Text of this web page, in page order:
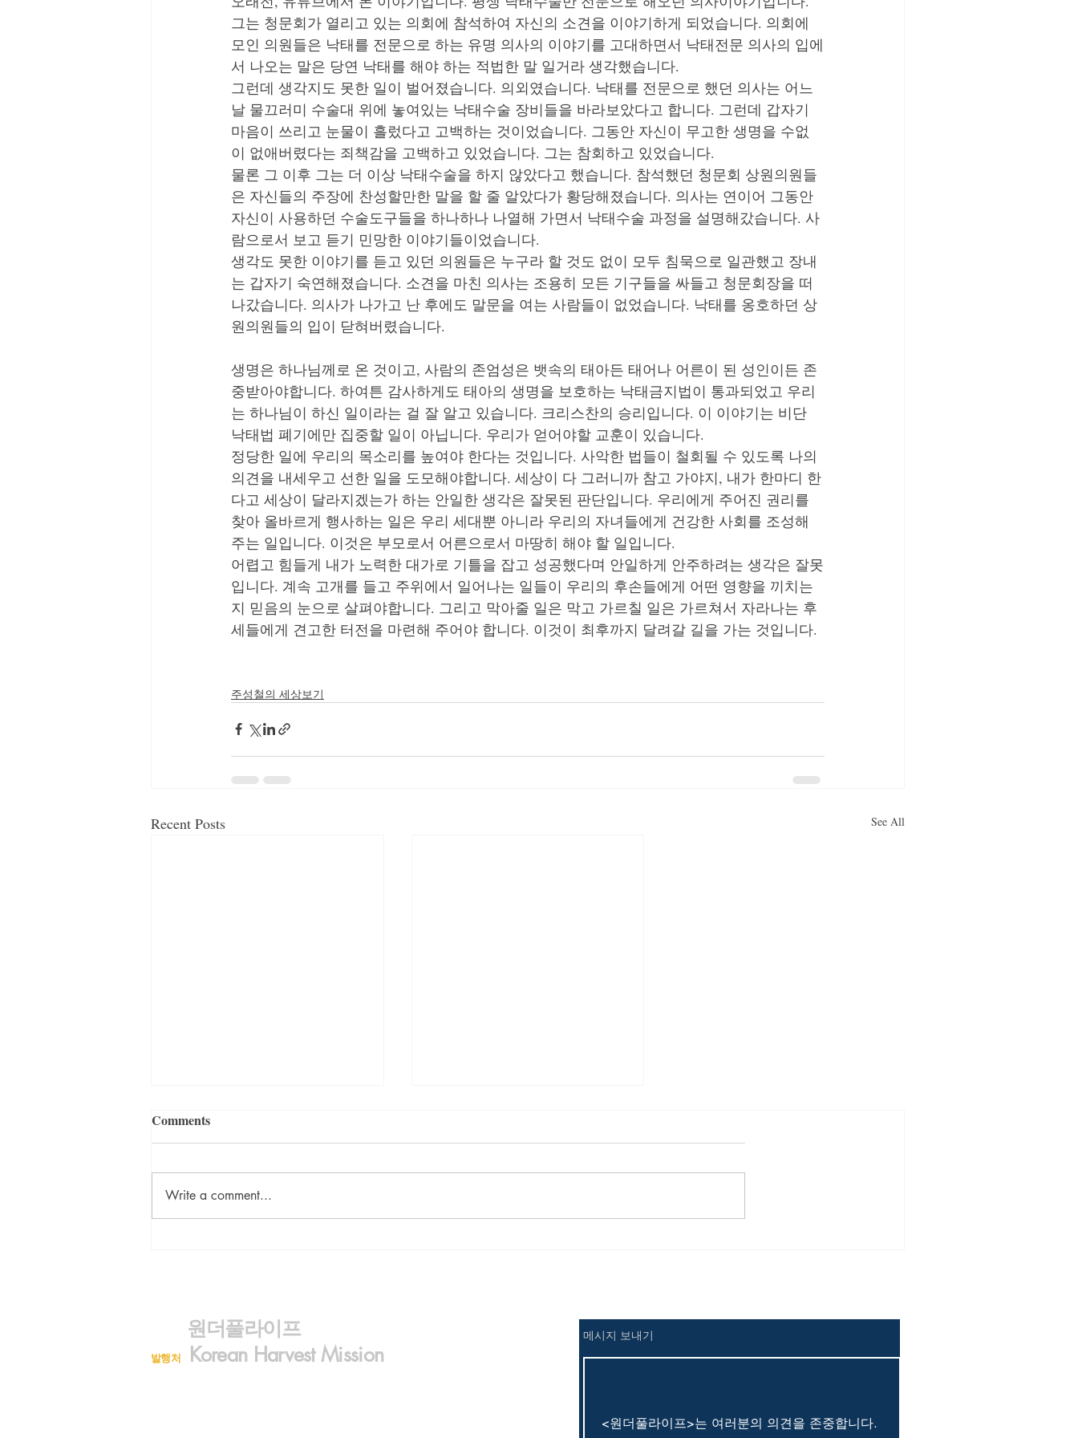
그는 청문회가 열리고 있는 의회에 참석하여 자신의 소견을 이야기하게 되었습니다. 의회에
모인 의원들은 낙태를 전문으로 하는 유명 의사의 이야기를 고대하면서 낙태전문 의사의 입에
서 나오는 말은 당연 낙태를 해야 하는 적법한 말 일거라 생각했습니다.
그런데 생각지도 못한 일이 벌어졌습니다. 의외였습니다. 낙태를 전문으로 했던 의사는 어느
날 물끄러미 수술대 위에 놓여있는 낙태수술 장비들을 바라보았다고 합니다. 그런데 갑자기
마음이 쓰리고 눈물이 흘렀다고 고백하는 것이었습니다. 그동안 자신이 무고한 생명을 수없
이 없애버렸다는 죄책감을 고백하고 있었습니다. 그는 참회하고 있었습니다.
물론 그 이후 그는 더 이상 낙태수술을 하지 않았다고 했습니다. 참석했던 청문회 상원의원들
은 자신들의 주장에 찬성할만한 말을 할 줄 알았다가 황당해졌습니다. 의사는 연이어 그동안
자신이 사용하던 수술도구들을 하나하나 나열해 가면서 낙태수술 과정을 설명해갔습니다. 사
람으로서 보고 듣기 민망한 이야기들이었습니다.
생각도 못한 이야기를 듣고 있던 의원들은 누구라 할 것도 없이 모두 침묵으로 일관했고 장내
는 갑자기 숙연해졌습니다. 소견을 마친 의사는 조용히 모든 기구들을 싸들고 청문회장을 떠
나갔습니다. 의사가 나가고 난 후에도 말문을 여는 사람들이 없었습니다. 낙태를 옹호하던 상
원의원들의 입이 닫혀버렸습니다.
생명은 하나님께로 온 것이고, 사람의 존엄성은 뱃속의 태아든 태어나 어른이 된 성인이든 존
중받아야합니다. 하여튼 감사하게도 태아의 생명을 보호하는 낙태금지법이 통과되었고 우리
는 하나님이 하신 일이라는 걸 잘 알고 있습니다. 크리스찬의 승리입니다. 이 이야기는 비단
낙태법 폐기에만 집중할 일이 아닙니다. 우리가 얻어야할 교훈이 있습니다.
정당한 일에 우리의 목소리를 높여야 한다는 것입니다. 사악한 법들이 철회될 수 있도록 나의
의견을 내세우고 선한 일을 도모해야합니다. 세상이 다 그러니까 참고 가야지, 내가 한마디 한
다고 세상이 달라지겠는가 하는 안일한 생각은 잘못된 판단입니다. 우리에게 주어진 권리를
찾아 올바르게 행사하는 일은 우리 세대뿐 아니라 우리의 자녀들에게 건강한 사회를 조성해
주는 일입니다. 이것은 부모로서 어른으로서 마땅히 해야 할 일입니다.
어렵고 힘들게 내가 노력한 대가로 기틀을 잡고 성공했다며 안일하게 안주하려는 생각은 잘못
입니다. 계속 고개를 들고 주위에서 일어나는 일들이 우리의 후손들에게 어떤 영향을 끼치는
지 믿음의 눈으로 살펴야합니다. 그리고 막아줄 일은 막고 가르칠 일은 가르쳐서 자라나는 후
세들에게 견고한 터전을 마련해 주어야 합니다. 이것이 최후까지 달려갈 길을 가는 것입니다.
주성철의 세상보기
Recent Posts See All
Comments
Write a comment...
원더풀라이프
발행처 Korean Harvest Mission
​메시지 보내기